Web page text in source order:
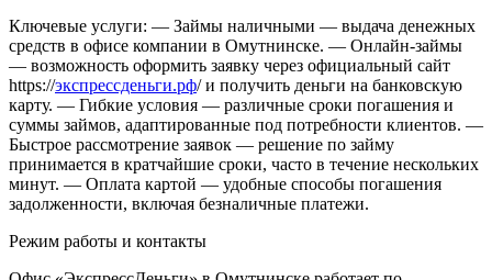
Ключевые услуги: — Займы наличными — выдача денежных
средств в офисе компании в Омутнинске. — Онлайн-займы
— возможность оформить заявку через официальный сайт
https://экспрессденьги.рф/ и получить деньги на банковскую
карту. — Гибкие условия — различные сроки погашения и
суммы займов, адаптированные под потребности клиентов. —
Быстрое рассмотрение заявок — решение по займу
принимается в кратчайшие сроки, часто в течение нескольких
минут. — Оплата картой — удобные способы погашения
задолженности, включая безналичные платежи.
Режим работы и контакты